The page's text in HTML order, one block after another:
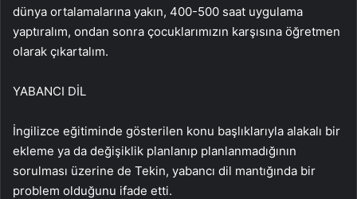
dünya ortalamalarına yakın, 400-500 saat uygulama
yaptıralım, ondan sonra çocuklarımızın karşısına öğretmen
olarak çıkartalım.
YABANCI DİL
İngilizce eğitiminde gösterilen konu başlıklarıyla alakalı bir
ekleme ya da değişiklik planlanıp planlanmadığının
sorulması üzerine de Tekin, yabancı dil mantığında bir
problem olduğunu ifade etti.